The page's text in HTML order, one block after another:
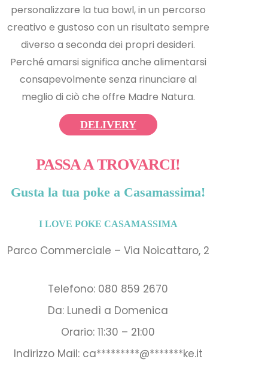
personalizzare la tua bowl, in un percorso
creativo e gustoso con un risultato sempre
diverso a seconda dei propri desideri.
Perché amarsi significa anche alimentarsi
consapevolmente senza rinunciare al
meglio di ciò che offre Madre Natura.
DELIVERY
PASSA A TROVARCI!
Gusta la tua poke a Casamassima!
I LOVE POKE CASAMASSIMA
Parco Commerciale – Via Noicattaro, 2
Telefono: 080 859 2670
Da: Lunedì a Domenica
Orario: 11:30 – 21:00
Indirizzo Mail: ca*********@*******ke.it